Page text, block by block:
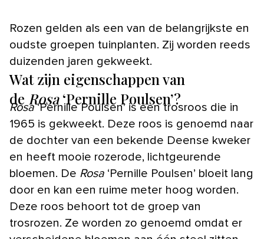
Rozen gelden als een van de belangrijkste en
oudste groepen tuinplanten. Zij worden reeds
duizenden jaren gekweekt.
Wat zijn eigenschappen van
de Rosa‘Pernille Poulsen’?
Rosa‘Pernille Poulsen’ is een trosroos die in
1965 is gekweekt. Deze roos is genoemd naar
de dochter van een bekende Deense kweker
en heeft mooie rozerode, lichtgeurende
bloemen. De Rosa ‘Pernille Poulsen’ bloeit lang
door en kan een ruime meter hoog worden.
Deze roos behoort tot de groep van
trosrozen. Ze worden zo genoemd omdat er